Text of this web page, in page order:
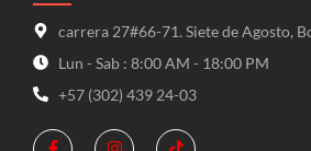
carrera 27#66-71. Siete de Agosto,
Lun - Sab : 8:00 AM - 18:00 PM
+57 (302) 439 24-03